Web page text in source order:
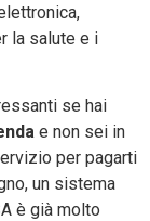
la salute e i
se hai
e non sei in
per pagarti
un sistema
è già molto